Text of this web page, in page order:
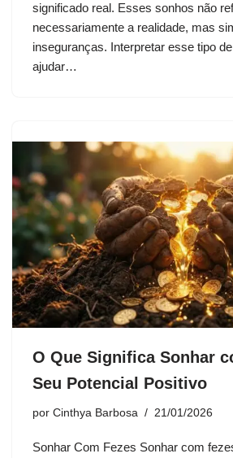
significado real. Esses sonhos não
necessariamente a realidade, mas
inseguranças. Interpretar esse tipo
ajudar…
O Que Significa Sonhar
Seu Potencial Positivo
por Cinthya Barbosa 21/01/2026
Sonhar Com Fezes Sonhar com